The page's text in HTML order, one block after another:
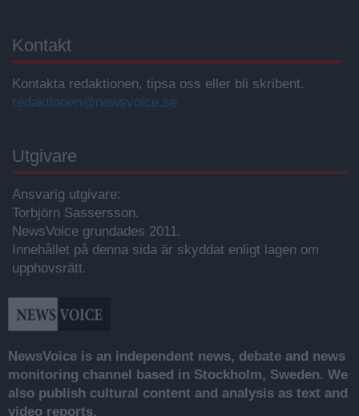
Kontakt
Kontakta redaktionen, tipsa oss eller bli skribent.
redaktionen@newsvoice.se
Utgivare
Ansvarig utgivare:
Torbjörn Sassersson.
NewsVoice grundades 2011.
Innehållet på denna sida är skyddat enligt lagen om
upphovsrätt.
NewsVoice is an independent news, debate and news
monitoring channel based in Stockholm, Sweden. We
also publish cultural content and analysis as text and
video reports.